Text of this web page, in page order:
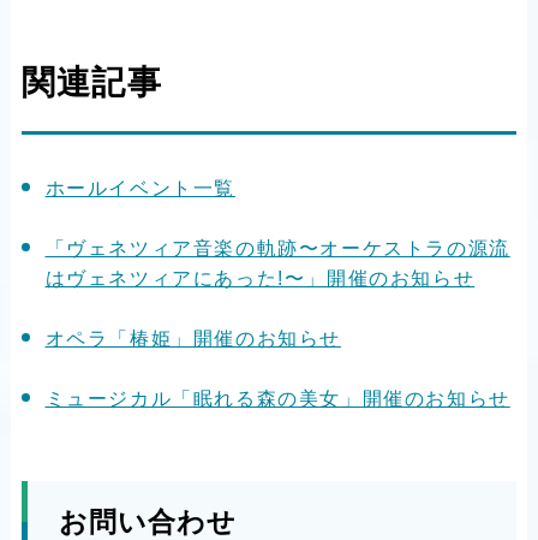
関連記事
ホールイベント一覧
「ヴェネツィア音楽の軌跡〜オーケストラの源流
はヴェネツィアにあった!〜」開催のお知らせ
オペラ「椿姫」開催のお知らせ
ミュージカル「眠れる森の美女」開催のお知らせ
お問い合わせ